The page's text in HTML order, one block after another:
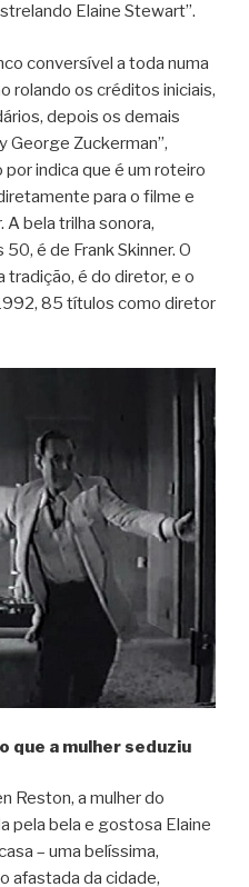
Elaine Stewart”.
conversível a toda numa
rolando os créditos iniciais,
depois os demais
George Zuckerman”,
indica que é um roteiro
para o filme e
bela trilha sonora,
é de Frank Skinner. O
tradição, é do diretor, e o
85 títulos como diretor
que a mulher seduziu
Reston, a mulher do
pela bela e gostosa Elaine
– uma belíssima,
afastada da cidade,